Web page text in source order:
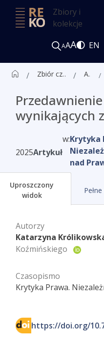
Zbiory i
kolekcje
AAA EN
Zbiór czasopism ALK Artykuły
wynikających
2025Artykuł
w:Krytyka
nad
Uproszczony
widok
Autorzy
Katarzyna
Koźmińskiego
Czasopismo
Krytyka Prawa.
https://doi.org/